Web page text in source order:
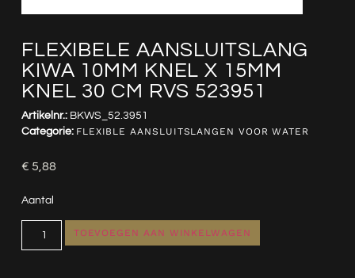
FLEXIBELE AANSLUITSLANG
KIWA 10MM KNEL X 15MM
KNEL 30 CM RVS 523951
Artikelnr.: BKWS_52.3951
Categorie: FLEXIBLE AANSLUITSLANGEN VOOR WATER
€ 5,88
Aantal
TOEVOEGEN AAN WINKELWAGEN